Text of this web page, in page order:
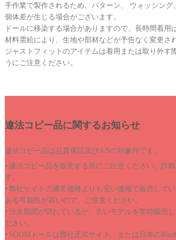
手作業で製作されるため、パターン、 ウォッシング
個体差が生じる場合がございます。
ドールに移染する場合がありますので、長時間着用
材料需給により、生地や部材などが予告なく変更さ
ジャストフィットのアイテムは着用または取り外す
うにご注意ください。
違法コピー品に関するお知らせ
違法コピー品は品質保証及びA/Sの対象外です。
• 違法コピー品を販売する所にご注意ください。詐
す。
• 弊社サイトの通常価格よりも安い価格で販売して
ある可能性が高いので、ご注意ください。
• 注文期間が切れているか、古いモデルを常時販売
ださい。
• SOOMドールは弊社正式サイト、または日本の